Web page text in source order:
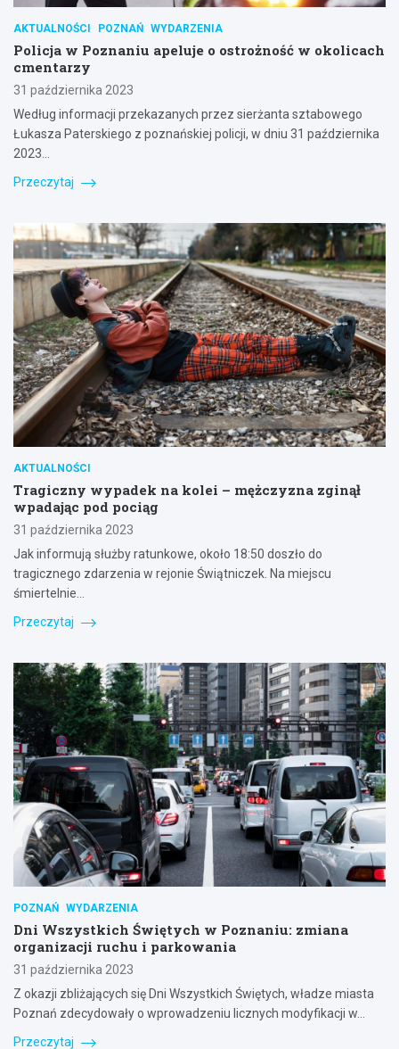
AKTUALNOŚCI POZNAŃ WYDARZENIA
Policja w Poznaniu apeluje o ostrożność w okolicach
cmentarzy
31 października 2023
Według informacji przekazanych przez sierżanta sztabowego
Łukasza Paterskiego z poznańskiej policji, w dniu 31 października
2023…
Przeczytaj
AKTUALNOŚCI
Tragiczny wypadek na kolei – mężczyzna zginął
wpadając pod pociąg
31 października 2023
Jak informują służby ratunkowe, około 18:50 doszło do
tragicznego zdarzenia w rejonie Świątniczek. Na miejscu
śmiertelnie…
Przeczytaj
POZNAŃ WYDARZENIA
Dni Wszystkich Świętych w Poznaniu: zmiana
organizacji ruchu i parkowania
31 października 2023
Z okazji zbliżających się Dni Wszystkich Świętych, władze miasta
Poznań zdecydowały o wprowadzeniu licznych modyfikacji w…
Przeczytaj